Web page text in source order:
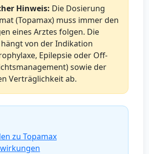
Hinweis: Die Dosierung
(Topamax) muss immer den
eines Arztes folgen. Die
von der Indikation
Epilepsie oder Off-
sowie der
Verträglichkeit ab.
zu Topamax